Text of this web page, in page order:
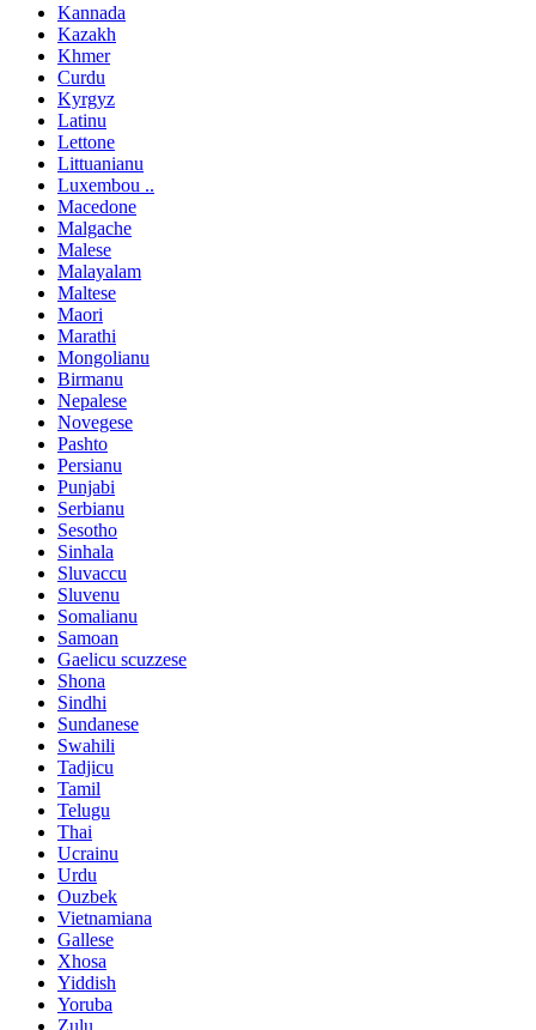
Kannada
Kazakh
Khmer
Curdu
Kyrgyz
Latinu
Lettone
Littuanianu
Luxembou ..
Macedone
Malgache
Malese
Malayalam
Maltese
Maori
Marathi
Mongolianu
Birmanu
Nepalese
Novegese
Pashto
Persianu
Punjabi
Serbianu
Sesotho
Sinhala
Sluvaccu
Sluvenu
Somalianu
Samoan
Gaelicu scuzzese
Shona
Sindhi
Sundanese
Swahili
Tadjicu
Tamil
Telugu
Thai
Ucrainu
Urdu
Ouzbek
Vietnamiana
Gallese
Xhosa
Yiddish
Yoruba
Zulu